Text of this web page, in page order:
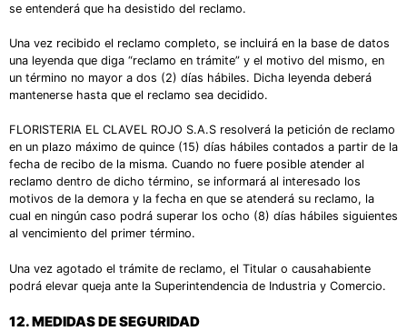
se entenderá que ha desistido del reclamo.
Una vez recibido el reclamo completo, se incluirá en la base de datos
una leyenda que diga “reclamo en trámite” y el motivo del mismo, en
un término no mayor a dos (2) días hábiles. Dicha leyenda deberá
mantenerse hasta que el reclamo sea decidido.
FLORISTERIA EL CLAVEL ROJO S.A.S resolverá la petición de reclamo
en un plazo máximo de quince (15) días hábiles contados a partir de la
fecha de recibo de la misma. Cuando no fuere posible atender al
reclamo dentro de dicho término, se informará al interesado los
motivos de la demora y la fecha en que se atenderá su reclamo, la
cual en ningún caso podrá superar los ocho (8) días hábiles siguientes
al vencimiento del primer término.
Una vez agotado el trámite de reclamo, el Titular o causahabiente
podrá elevar queja ante la Superintendencia de Industria y Comercio.
12.MEDIDAS DE SEGURIDAD